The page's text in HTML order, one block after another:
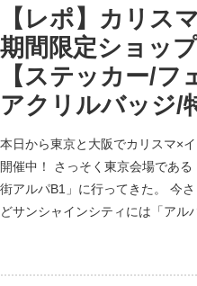
【レポ】カリス
期間限定ショッ
【ステッカー/
アクリルバッジ/
本日から東京と大阪でカリスマ×
開催中！ さっそく東京会場であ
街アルパB1」に行ってきた。 今
どサンシャインシティには「アル